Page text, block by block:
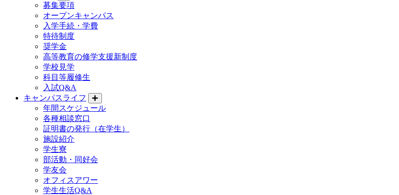
募集要項
オープンキャンパス
入学手続・学費
特待制度
奨学金
高等教育の修学支援新制度
学校見学
科目等履修生
入試Q&A
キャンパスライフ
年間スケジュール
各種相談窓口
証明書の発行（在学生）
施設紹介
学生寮
部活動・同好会
学友会
オフィスアワー
学生生活Q&A